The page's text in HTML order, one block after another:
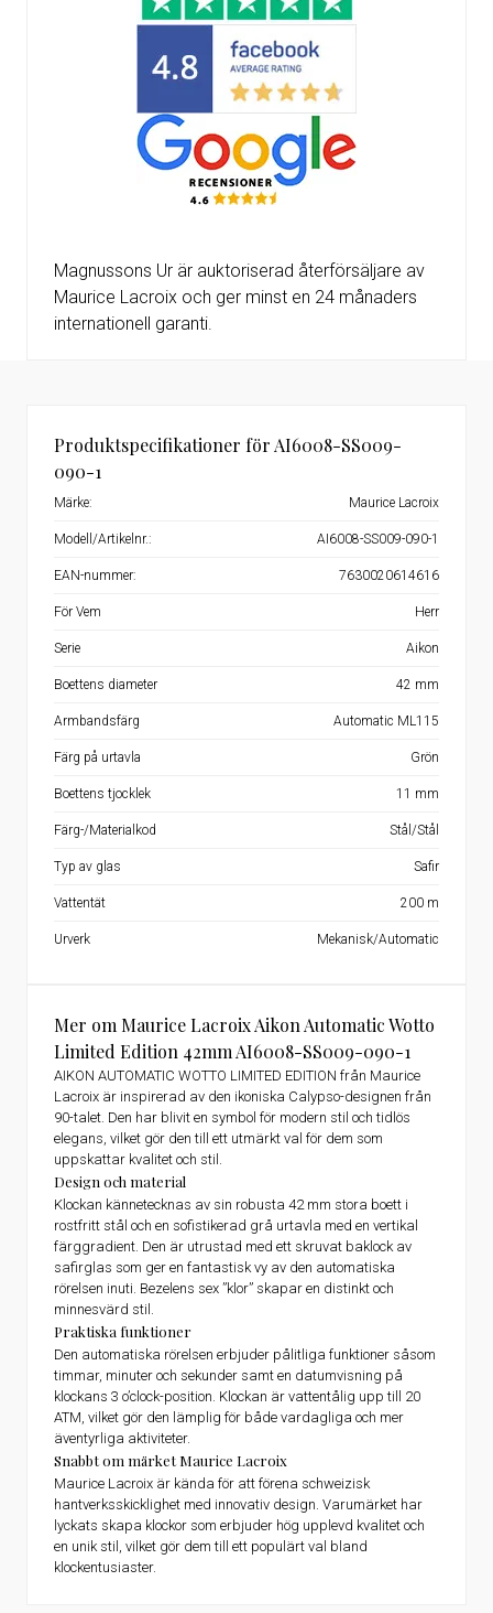
Magnussons Ur är auktoriserad återförsäljare av
Maurice Lacroix och ger minst en 24 månaders
internationell garanti.
Mer om Maurice Lacroix Aikon Automatic Wotto
Limited Edition 42mm AI6008-SS009-090-1
AIKON AUTOMATIC WOTTO LIMITED EDITION från Maurice
Lacroix är inspirerad av den ikoniska Calypso-designen från
90-talet. Den har blivit en symbol för modern stil och tidlös
elegans, vilket gör den till ett utmärkt val för dem som
uppskattar kvalitet och stil.
Design och material
Klockan kännetecknas av sin robusta 42 mm stora boett i
rostfritt stål och en sofistikerad grå urtavla med en vertikal
färggradient. Den är utrustad med ett skruvat baklock av
safirglas som ger en fantastisk vy av den automatiska
rörelsen inuti. Bezelens sex ”klor” skapar en distinkt och
minnesvärd stil.
Praktiska funktioner
Den automatiska rörelsen erbjuder pålitliga funktioner såsom
timmar, minuter och sekunder samt en datumvisning på
klockans 3 o’clock-position. Klockan är vattentålig upp till 20
ATM, vilket gör den lämplig för både vardagliga och mer
äventyrliga aktiviteter.
Snabbt om märket Maurice Lacroix
Maurice Lacroix är kända för att förena schweizisk
hantverksskicklighet med innovativ design. Varumärket har
lyckats skapa klockor som erbjuder hög upplevd kvalitet och
en unik stil, vilket gör dem till ett populärt val bland
klockentusiaster.
Produktspecifikationer för AI6008-SS009-
090-1
Märke: Maurice Lacroix
Modell/Artikelnr.: AI6008-SS009-090-1
EAN-nummer: 7630020614616
För Vem Herr
Serie Aikon
Boettens diameter 42 mm
Armbandsfärg Automatic ML115
Färg på urtavla Grön
Boettens tjocklek 11 mm
Färg-/Materialkod Stål/Stål
Typ av glas Safir
Vattentät 200 m
Urverk Mekanisk/Automatic